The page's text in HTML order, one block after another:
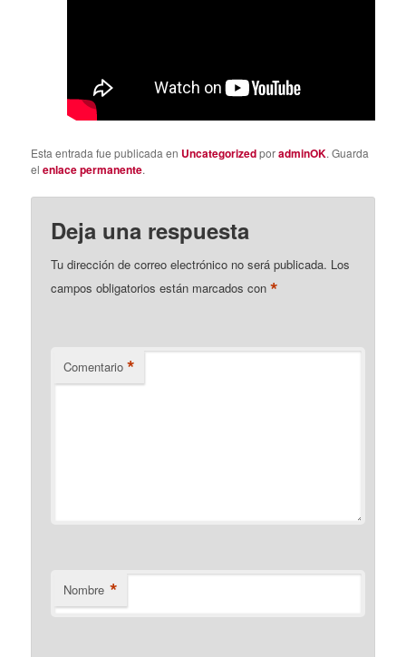
Esta entrada fue publicada en UncategorizedporadminOK. Guarda
elenlace permanente.
Deja una respuesta
Tu dirección de correo electrónico no será publicada. Los
campos obligatorios están marcados con*
Comentario *
Nombre *